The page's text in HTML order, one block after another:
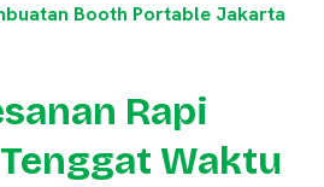
Booth Portable Jakarta
Rapi
Waktu